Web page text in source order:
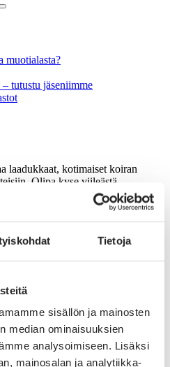
Tietoja
sisällön ja mainosten
median ominaisuuksien
analysoimiseen. Lisäksi
mainosalan ja analytiikka-
muotialasta?
tutustu jäseniimme
laadukkaat, kotimaiset koiran
Olipa kyse viileästä
tai tuulisesta keväästä, meidän
lämpimänä ja kuivana.
mukavuus ja
joka suunnittelee ja
ja tyylikkäitä asuja kaiken